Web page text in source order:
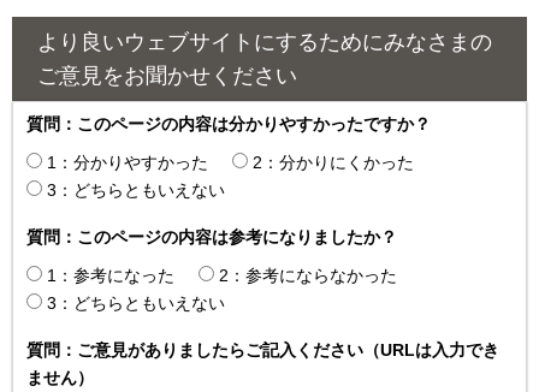
より良いウェブサイトにするためにみなさまの
ご意見をお聞かせください
質問：このページの内容は分かりやすかったですか？
1：分かりやすかった
2：分かりにくかった
3：どちらともいえない
質問：このページの内容は参考になりましたか？
1：参考になった
2：参考にならなかった
3：どちらともいえない
質問：ご意見がありましたらご記入ください（URLは入力でき
ません）